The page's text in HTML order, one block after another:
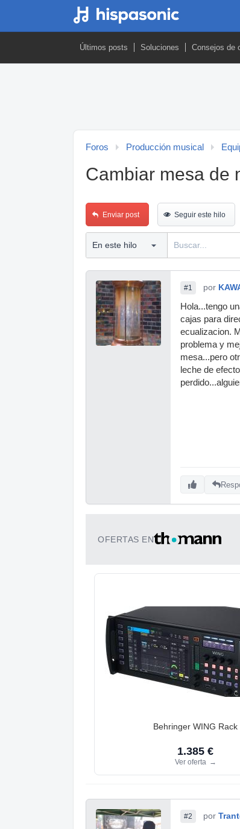
Últimos posts Soluciones Consejos de
Foros Producción musical
Cambiar mesa de
Enviar post Seguir este hilo
#1 por
Hola...tengo
cajas para
ecualizacion.
problema y
mesa...pero
leche de
OFERTAS EN
Behringer WING Rack
1.385 €
Ver oferta →
#2 por